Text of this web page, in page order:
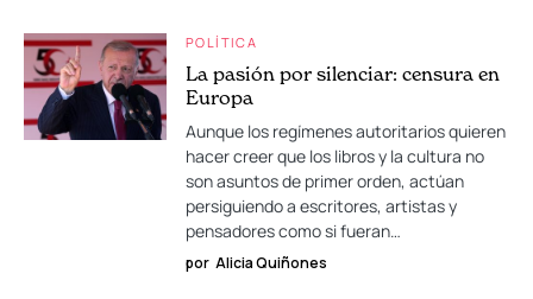
POLÍTICA
La pasión por silenciar: censura en
Europa
Aunque los regímenes autoritarios quieren
hacer creer que los libros y la cultura no
son asuntos de primer orden, actúan
persiguiendo a escritores, artistas y
pensadores como si fueran…
por Alicia Quiñones